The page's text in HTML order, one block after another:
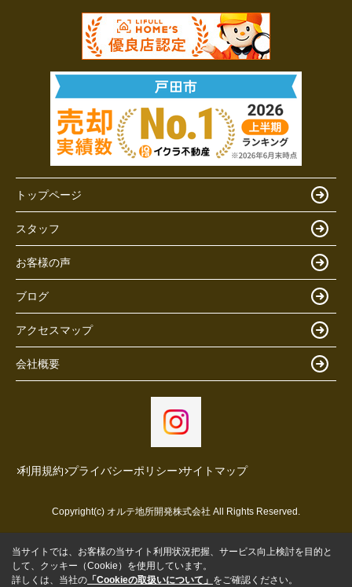
トップページ
スタッフ
お客様の声
ブログ
アクセスマップ
会社概要
利用規約 プライバシーポリシー サイトマップ
Copyright(c) オルテ地所開発株式会社 All Rights Reserved.
当サイトでは、お客様の当サイト利用状況把握、サービス向上検討を目的と
して、クッキー（Cookie）を使用しています。
詳しくは、当社の 「Cookieの取扱いについて」 をご確認ください。